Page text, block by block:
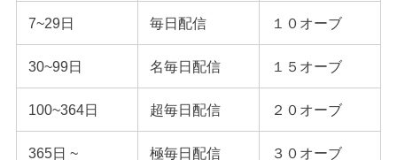
7~29日 毎日配信 １０オーブ
30~99日 名毎日配信 １５オーブ
100~364日 超毎日配信 ２０オーブ
365日 ~ 極毎日配信 ３０オーブ